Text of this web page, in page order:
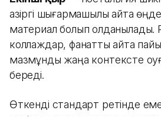
қазіргі шығармашылық қайта
материал болып қолданылады.
коллаждар, фанаттық қайта
мазмұнды жаңа контексте
береді.
Өткенді стандарт ретінде